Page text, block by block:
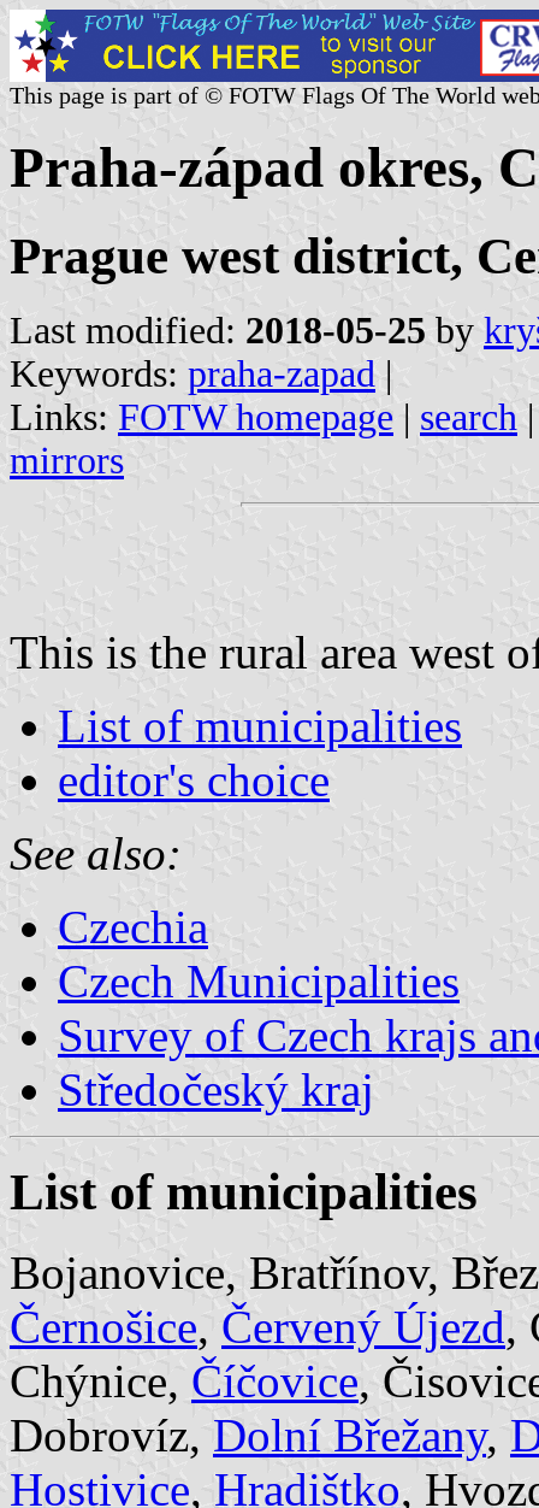
This page is part of © FOTW Flags Of The World
Praha-západ okres,
Prague west district,
Last modified: 2018-05-25 by
Keywords: praha-zapad |
Links: FOTW homepage | search
mirrors
This is the rural area west
List of municipalities
editor's choice
See also:
Czechia
Czech Municipalities
Survey of Czech krajs
Středočeský kraj
List of municipalities
Bojanovice, Bratřínov,
Černošice, Červený Újezd,
Chýnice, Číčovice,
Dobrovíz, Dolní Břežany,
Hostivice, Hradištko,